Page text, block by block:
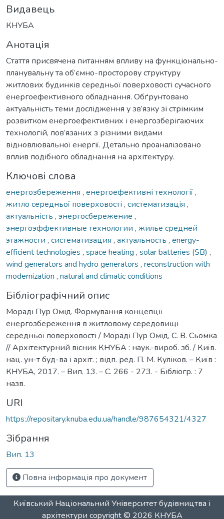
Видавець
КНУБА
Анотація
Стаття присвячена питанням впливу на функціонально-
планувальну та об’ємно-просторову структуру
житлових будинків середньої поверховості сучасного
енергоефективного обладнання. Обґрунтовано
актуальність теми дослідження у зв’язку зі стрімким
розвитком енергоефективних і енергозберігаючих
технологій, пов’язаних з різними видами
відновлювальної енергії. Детально проаналізовано
вплив подібного обладнання на архітектуру.
Ключові слова
енергозбереження , енергоефективні технології,
житло середньої поверховості , систематизація ,
актуальність , энергосбережение ,
энергоэффективные технологии , жилье средней
этажности , систематизация , актуальность , energy-
efficient technologies , space heating , solar batteries (SB) ,
wind generators and hydro generators , reconstruction with
modernization , natural and climatic conditions
Бібліографічний опис
Мораді Пур Омід. Формування концепції
енергозбереження в житловому середовищі
середньої поверховості / Мораді Пур Омід, С. В. Сьомка
// Архітектурний вісник КНУБА : наук.-вироб. зб. / Київ.
нац. ун-т буд-ва і архіт. ; відп. ред. П. М. Куліков. – Київ :
КНУБА, 2017. – Вип. 13. – С. 266 - 273. - Бібліогр. : 7
назв.
URI
https://repositary.knuba.edu.ua/handle/987654321/4327
Зібрання
Вип. 13
Повна інформація про документ
Київський Національний Університет будівництва і
архітектури copyright © 2026 КНУБА